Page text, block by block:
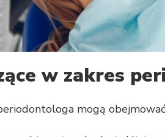
w zakres
mogą